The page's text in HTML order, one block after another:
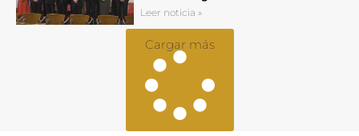
Leer noticia »
Cargar más